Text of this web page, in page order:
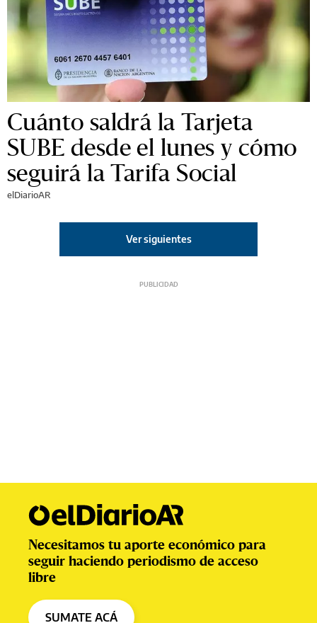
Cuánto saldrá la Tarjeta
SUBE desde el lunes y cómo
seguirá la Tarifa Social
elDiarioAR
Ver siguientes
Necesitamos tu aporte económico para
seguir haciendo periodismo de acceso
libre
SUMATE ACÁ